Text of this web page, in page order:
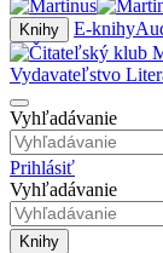
Knihy E-knihy
Vyhľadávanie
Prihlásiť
Vyhľadávanie
Knihy